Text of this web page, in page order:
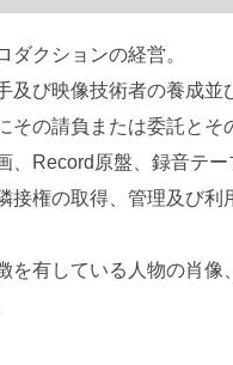
ダクションの経営。
及び映像技術者の養成並
その請負または委託とそ
、Record原盤、録音テ
接権の取得、管理及び利
を有している人物の肖